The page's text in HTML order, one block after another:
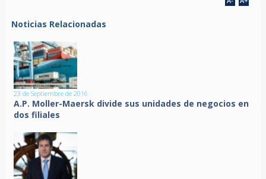
Noticias Relacionadas
23 de Septiembre de 2016
A.P. Moller-Maersk divide sus unidades de negocios en
dos filiales